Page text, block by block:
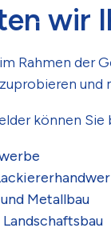
wir
Rahmen der
können
Metallbau